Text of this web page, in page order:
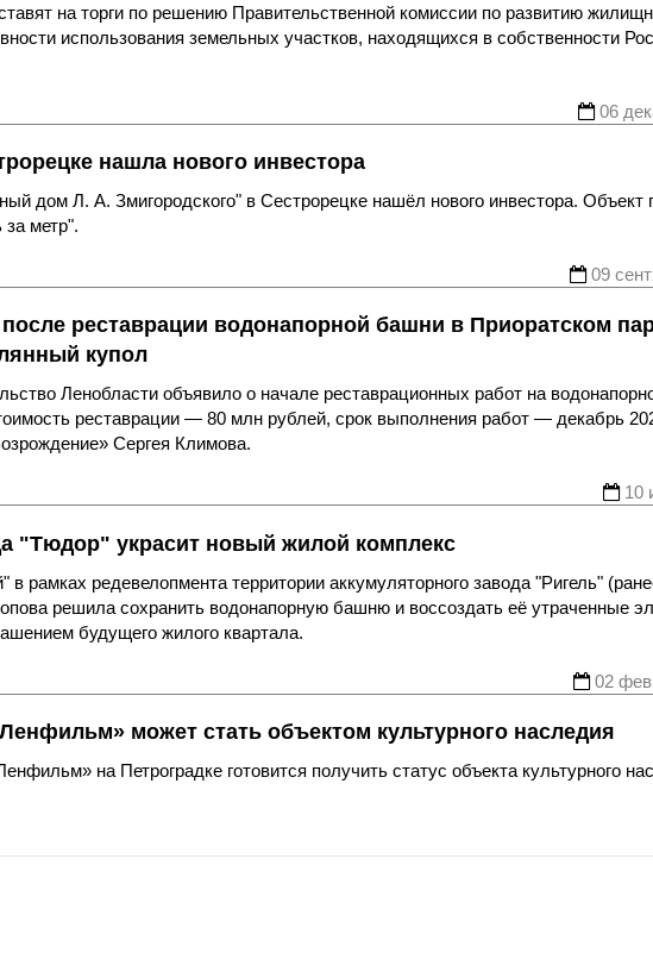
на торги по решению Правительственной комиссии по развитию
использования земельных участков, находящихся в собственности
06
нашла нового инвестора
дом Л. А. Змигородского" в Сестрорецке нашёл нового инвестора. Объект
метр".
09
реставрации водонапорной башни в Приоратском
купол
Ленобласти объявило о начале реставрационных работ на
реставрации — 80 млн рублей, срок выполнения работ — декабрь
Сергея Климова.
10
"Тюдор" украсит новый жилой комплекс
рамках редевелопмента территории аккумуляторного завода "Ригель"
решила сохранить водонапорную башню и воссоздать её утраченные
будущего жилого квартала.
02
может стать объектом культурного наследия
на Петроградке готовится получить статус объекта культурного